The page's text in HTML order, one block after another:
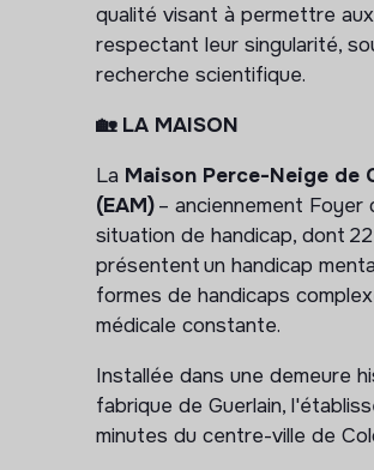
qualité visant à permettre
respectant leur singularité,
recherche scientifique.
🏡 LA MAISON
La Maison Perce-Neige de
(EAM)– anciennement Foyer
situation de handicap, dont
présentent un handicap
formes de handicaps
médicale constante.
Installée dans une demeure
fabrique de Guerlain,
minutes du centre-ville de